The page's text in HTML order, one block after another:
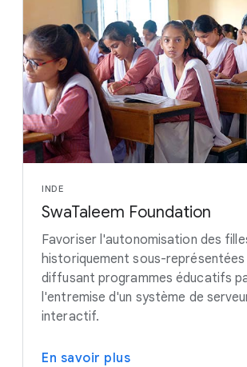
INDE
SwaTaleem Foundation
Favoriser l'autonomisation des
historiquement sous-représentées
diffusant programmes éducatifs
l'entremise d'un système de
interactif.
En savoir plus